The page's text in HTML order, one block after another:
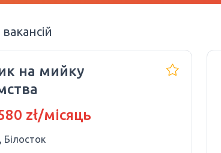
вакансій
на мийку
zł/місяць